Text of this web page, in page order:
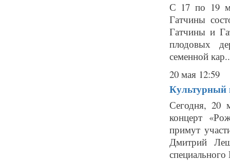
С 17 по 19
Гатчины
Гатчины и
плодовых
семенной
20 мая 12:59
Культурный
Сегодня, 20
концерт
примут
Дмитрий